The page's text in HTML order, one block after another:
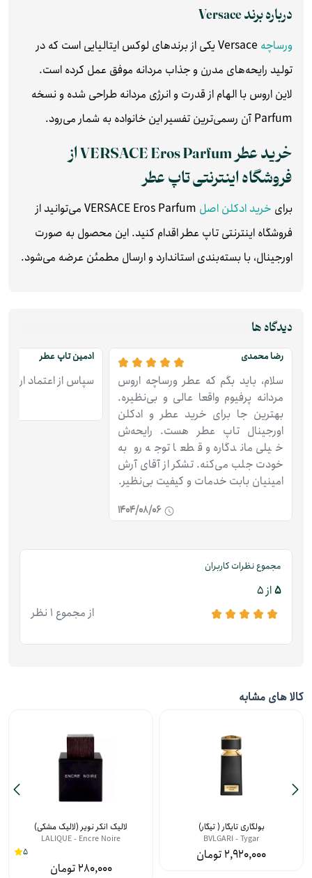
درباره برند Versace
ورساچه
Versace یکی از برندهای لوکس ایتالیایی است که در
تولید رایحه‌های مدرن و جذاب مردانه موفق عمل کرده است.
لاین اروس با الهام از قدرت و انرژی مردانه طراحی شده و نسخه
Parfum آن رسمی‌ترین تفسیر این خانواده به شمار می‌رود.
خرید عطر VERSACE Eros Parfum از
فروشگاه اینترنتی تاپ عطر
برای خرید ادکلن اصل
VERSACE Eros Parfum می‌توانید از
فروشگاه اینترنتی تاپ عطر اقدام کنید. این محصول به صورت
اورجینال، با بسته‌بندی استاندارد و ارسال مطمئن عرضه می‌شود.
دیدگاه ها
رضا محمدی
سلام، باید بگم که عطر ورساچه اروس
مردانه پرفیوم واقعا عالی و بی‌نظیره.
بهترین جا برای خرید عطر و ادکلن
اورجینال تاپ عطر هست. رایحه‌ش
خیلی ماندگاره و قطعا توجه رو به
خودت جلب می‌کنه. تشکر از آقای آرش
امینیان بابت خدمات و کیفیت بی‌نظیر.
1404/08/06
ادمین تاپ عطر
سپاس از اعتماد
مجموع نظرات کاربران
5از 5
از مجموع 1 نظر
کالا های مشابه
بولگاری تایگار ( تیگار)
BVLGARI - Tygar
2,920,000
لالیک انکر نویر (لالیک مشکی)
LALIQUE - Encre Noire
5
280,000